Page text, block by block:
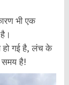
भी एक
हो गई है, लंच के
समय है!